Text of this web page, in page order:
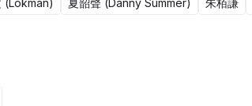
(Lokman) 夏韶聲 (Danny Summer) 朱栢謙